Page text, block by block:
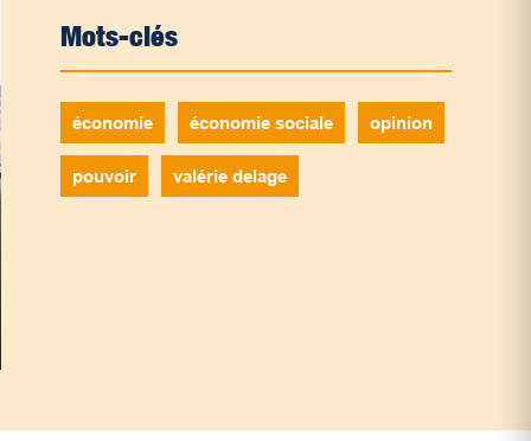
Mots-clés
économie économie sociale opinion
pouvoir valérie delage